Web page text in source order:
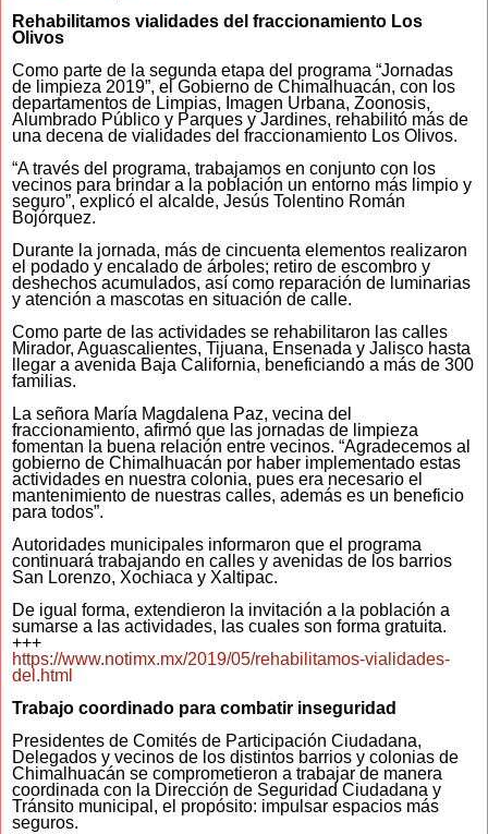
Rehabilitamos vialidades del fraccionamiento Los
Olivos
Como parte de la segunda etapa del programa “Jornadas
de limpieza 2019”, el Gobierno de Chimalhuacán, con los
departamentos de Limpias, Imagen Urbana, Zoonosis,
Alumbrado Público y Parques y Jardines, rehabilitó más de
una decena de vialidades del fraccionamiento Los Olivos.
“A través del programa, trabajamos en conjunto con los
vecinos para brindar a la población un entorno más limpio y
seguro”, explicó el alcalde, Jesús Tolentino Román
Bojórquez.
Durante la jornada, más de cincuenta elementos realizaron
el podado y encalado de árboles; retiro de escombro y
deshechos acumulados, así como reparación de luminarias
y atención a mascotas en situación de calle.
Como parte de las actividades se rehabilitaron las calles
Mirador, Aguascalientes, Tijuana, Ensenada y Jalisco hasta
llegar a avenida Baja California, beneficiando a más de 300
familias.
La señora María Magdalena Paz, vecina del
fraccionamiento, afirmó que las jornadas de limpieza
fomentan la buena relación entre vecinos. “Agradecemos al
gobierno de Chimalhuacán por haber implementado estas
actividades en nuestra colonia, pues era necesario el
mantenimiento de nuestras calles, además es un beneficio
para todos”.
Autoridades municipales informaron que el programa
continuará trabajando en calles y avenidas de los barrios
San Lorenzo, Xochiaca y Xaltipac.
De igual forma, extendieron la invitación a la población a
sumarse a las actividades, las cuales son forma gratuita.
+++
https://www.notimx.mx/2019/05/rehabilitamos-vialidades-
del.html
Trabajo coordinado para combatir inseguridad
Presidentes de Comités de Participación Ciudadana,
Delegados y vecinos de los distintos barrios y colonias de
Chimalhuacán se comprometieron a trabajar de manera
coordinada con la Dirección de Seguridad Ciudadana y
Tránsito municipal, el propósito: impulsar espacios más
seguros.